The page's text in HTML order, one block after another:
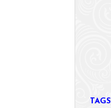
TAGS